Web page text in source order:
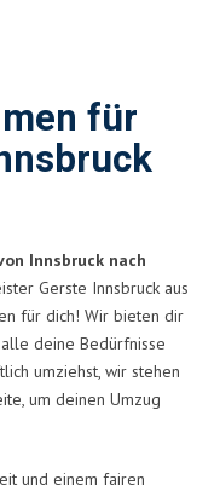
für
Innsbruck nach
Gerste Innsbruck aus
für dich! Wir bieten dir
deine Bedürfnisse
umziehst, wir stehen
um deinen Umzug
und einem fairen